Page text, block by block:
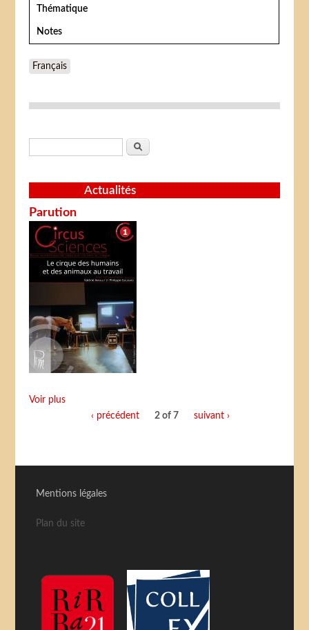
Thématique
Notes
Français
Formulaire de recherche
Rechercher
Actualités
Parution
Voir plus
‹ précédent
2 of 7 suivant ›
Mentions légales
Plan du site